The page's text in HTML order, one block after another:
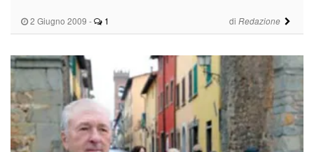
2 Giugno 2009 - 1 di Redazione